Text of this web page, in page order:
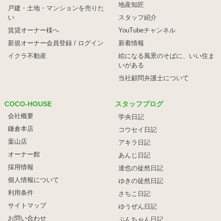
戸建・土地・マンションを売りた
い
賃貸オーナー様へ
新規オーナー会員登録 / ログイン
イクラ不動産
地産知匠
スタッフ紹介
YouTubeチャンネル
新着情報
絵になる風景のそばに、 いい住ま
いがある
当社顧問弁護士について
COCO-HOUSE
会社概要
鎌倉本店
葉山店
オーナー館
採用情報
個人情報について
利用条件
サイトマップ
お問い合わせ
スタッフブログ
学央日記
コウセイ日記
アキラ日記
あんじ日記
達也の徒然日記
ゆきの徒然日記
さちこ日記
ゆうぜん日記
ぶんちゃん日記